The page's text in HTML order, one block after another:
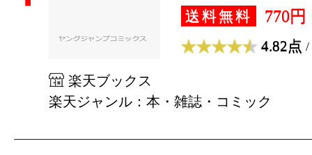
送料無料 770円
4.82点 /
楽天ブックス
楽天ジャンル：本・雑誌・コミック